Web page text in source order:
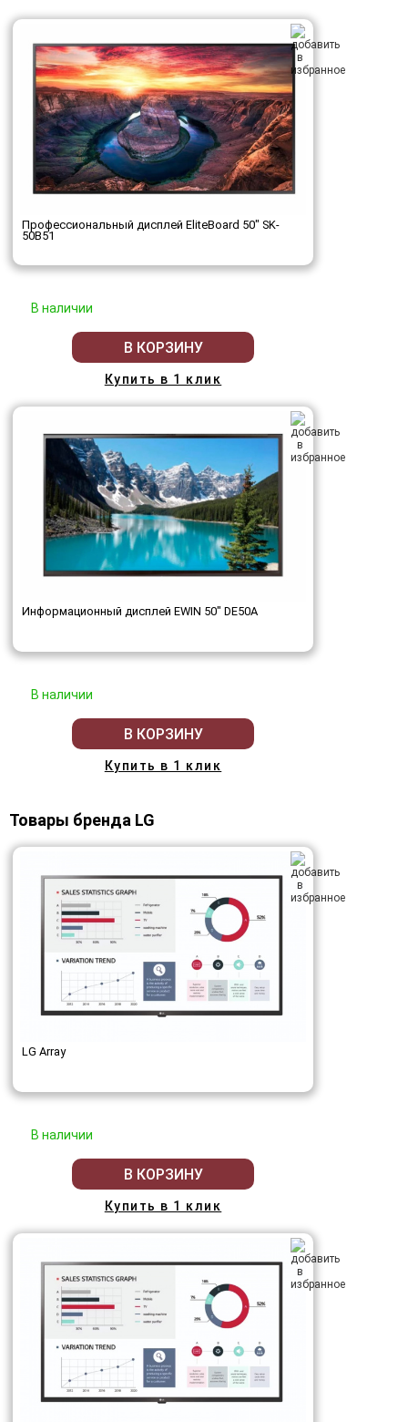
Профессиональный дисплей EliteBoard 50" SK-
50B51
В наличии
В КОРЗИНУ
Купить в 1 клик
Информационный дисплей EWIN 50" DE50A
В наличии
В КОРЗИНУ
Купить в 1 клик
Товары бренда LG
LG Array
В наличии
В КОРЗИНУ
Купить в 1 клик